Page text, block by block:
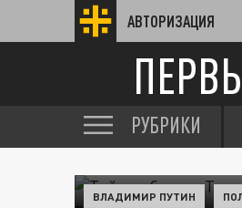
АВТОРИЗАЦИЯ
РУБРИКИ
ВЛАДИМИР ПУТИН